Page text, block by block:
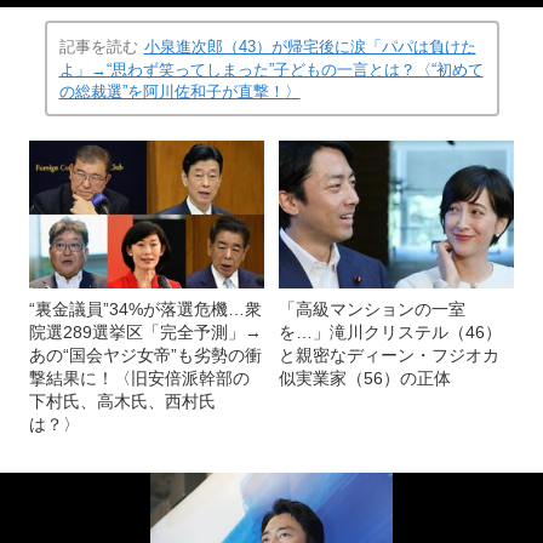
記事を読む 小泉進次郎（43）が帰宅後に涙「パパは負けた
よ」→“思わず笑ってしまった”子どもの一言とは？〈“初めて
の総裁選”を阿川佐和子が直撃！〉
“裏金議員”34%が落選危機…衆
院選289選挙区「完全予測」→
あの“国会ヤジ女帝”も劣勢の衝
撃結果に！〈旧安倍派幹部の
下村氏、高木氏、西村氏
は？〉
「高級マンションの一室
を…」滝川クリステル（46）
と親密なディーン・フジオカ
似実業家（56）の正体